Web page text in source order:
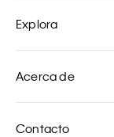
Explora
Acerca de
Contacto